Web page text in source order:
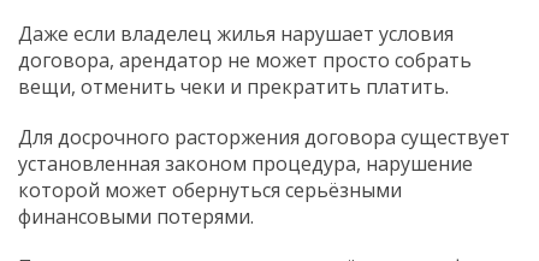
Даже если владелец жилья нарушает условия
договора, арендатор не может просто собрать
вещи, отменить чеки и прекратить платить.
Для досрочного расторжения договора существует
установленная законом процедура, нарушение
которой может обернуться серьёзными
финансовыми потерями.